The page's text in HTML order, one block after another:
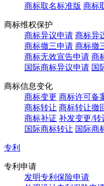
商标取名标准版 商标
商标维权保护
商标异议申请 商标异
商标撤三申请 商标撤
商标无效宣告申请 商
国际商标异议申请 国
商标信息变化
商标变更 商标许可备
商标转让 商标转让撤
商标补证 补发变更/转
国际商标转让 国际商
专利
专利申请
发明专利保险申请